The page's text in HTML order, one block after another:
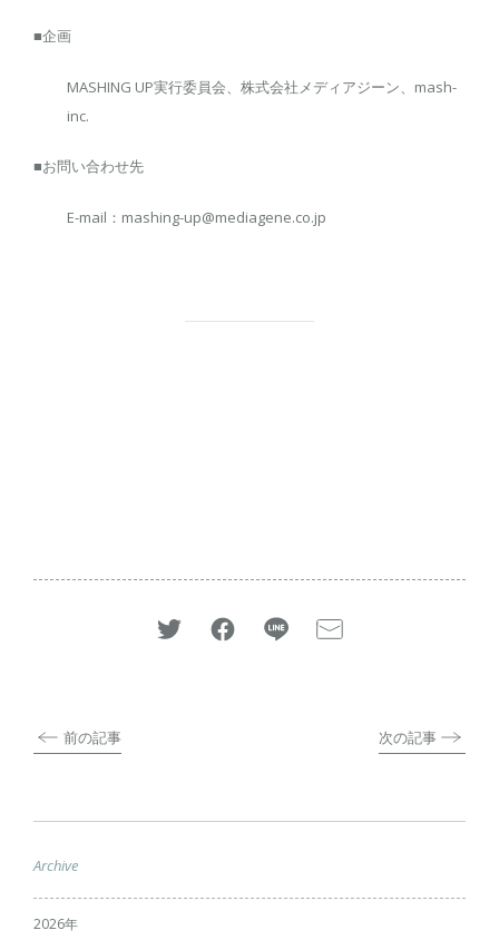
■企画
MASHING UP実行委員会、株式会社メディアジーン、mash-
inc.
■お問い合わせ先
E-mail：mashing-up@mediagene.co.jp
前の記事 次の記事
Archive
2026